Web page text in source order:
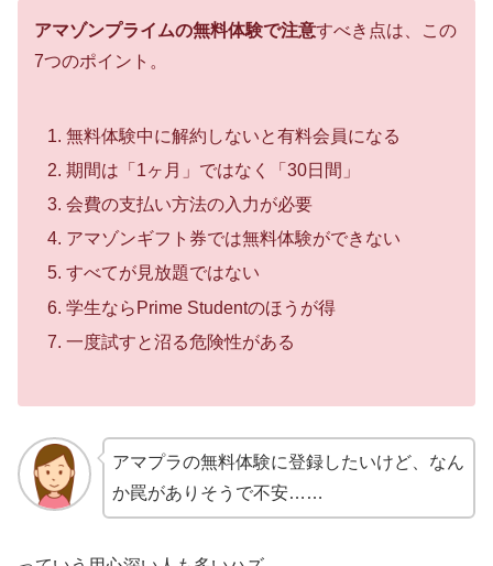
アマゾンプライムの無料体験で注意すべき点は、この
7つのポイント。
無料体験中に解約しないと有料会員になる
期間は「1ヶ月」ではなく「30日間」
会費の支払い方法の入力が必要
アマゾンギフト券では無料体験ができない
すべてが見放題ではない
学生ならPrime Studentのほうが得
一度試すと沼る危険性がある
アマプラの無料体験に登録したいけど、なん
か罠がありそうで不安……